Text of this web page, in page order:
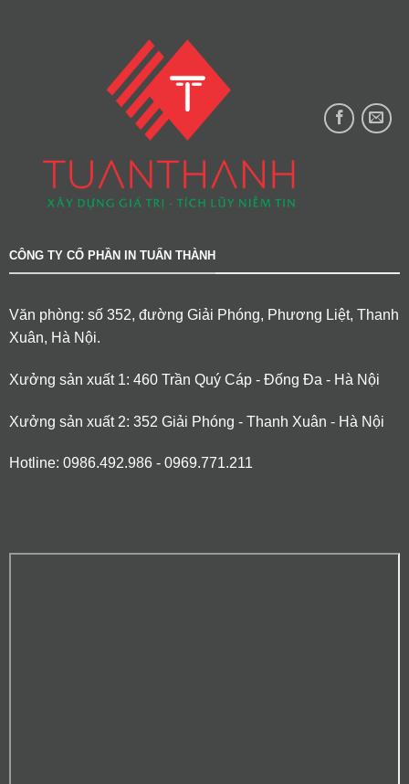
CÔNG TY CỔ PHẦN IN TUẤN THÀNH
Văn phòng: số 352, đường Giải Phóng, Phương Liệt, Thanh
Xuân, Hà Nội.
Xưởng sản xuất 1: 460 Trần Quý Cáp - Đống Đa - Hà Nội
Xưởng sản xuất 2: 352 Giải Phóng - Thanh Xuân - Hà Nội
Hotline: 0986.492.986 - 0969.771.211